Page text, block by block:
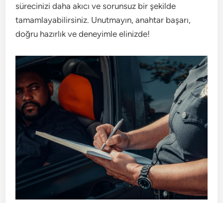
sürecinizi daha akıcı ve sorunsuz bir şekilde
tamamlayabilirsiniz. Unutmayın, anahtar başarı,
doğru hazırlık ve deneyimle elinizde!